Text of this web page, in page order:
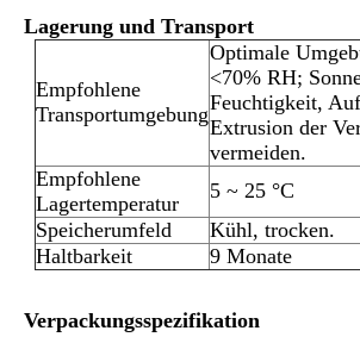
Lagerung und Transport
Empfohlene
Transportumgebung
Optimale
<70% RH;
Feuchtigkeit,
Extrusion der
vermeiden.
Empfohlene
Lagertemperatur
5 ~ 25 °C
Speicherumfeld
Kühl, trocken.
Haltbarkeit
9 Monate
Verpackungsspezifikation